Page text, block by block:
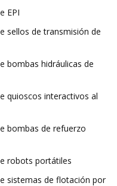
EPI
sellos de transmisión de
bombas hidráulicas de
quioscos interactivos al
bombas de refuerzo
robots portátiles
sistemas de flotación por